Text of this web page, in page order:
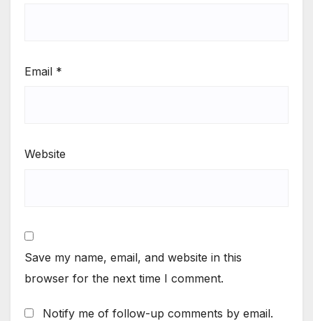
Email *
Website
Save my name, email, and website in this
browser for the next time I comment.
Notify me of follow-up comments by email.